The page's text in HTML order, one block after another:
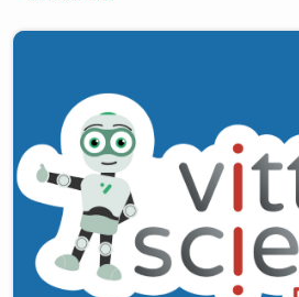
Product image slider